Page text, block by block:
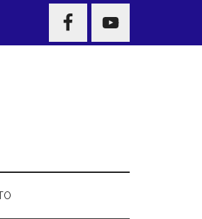
NAV
WIDGET